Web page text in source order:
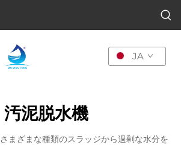
JA
汚泥脱水機
まざまな種類のスラッジから過剰な水分を